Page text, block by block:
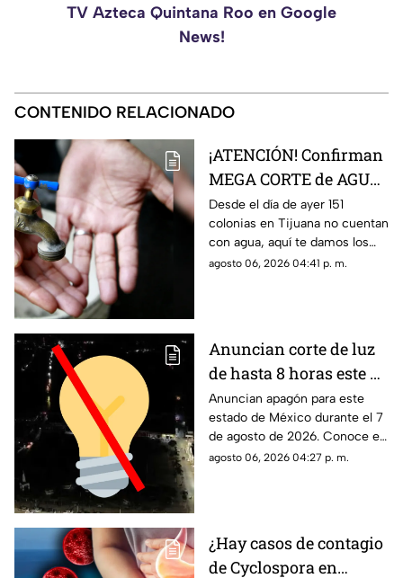
TV Azteca Quintana Roo en Google
News!
CONTENIDO RELACIONADO
¡ATENCIÓN! Confirman
MEGA CORTE de AGUA
en más de 150 colonias,
aquí la lista completa
Desde el día de ayer 151
colonias en Tijuana no cuentan
con agua, aquí te damos los
detalles.
agosto 06, 2026 04:41 p. m.
Anuncian corte de luz
de hasta 8 horas este 7
de agosto de 2026: ¿A
qué hora inicia el
apagón y quiénes se
quedarán sin
Anuncian apagón para este
estado de México durante el 7
de agosto de 2026. Conoce el
horario y las colonias que se
agosto 06, 2026 04:27 p. m.
¿Hay casos de contagio
de Cyclospora en